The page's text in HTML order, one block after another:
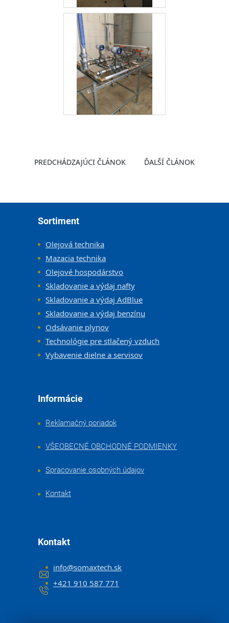
PREDCHÁDZAJÚCI ČLÁNOK ĎALŠÍ ČLÁNOK
Sortiment
Olejová technika
Mazacia technika
Olejové hospodárstvo
Skladovanie a výdaj nafty
Skladovanie a výdaj AdBlue
Skladovanie a výdaj benzínu
Odsávanie plynov
Technológie pre stlačený vzduch
Vybavenie dielne a servisov
Informácie
Reklamačný poriadok
VŠEOBECNÉ OBCHODNÉ PODMIENKY
Spracovanie osobných údajov
Kontakt
Kontakt
info@somaxtech.sk
+421 910 587 771